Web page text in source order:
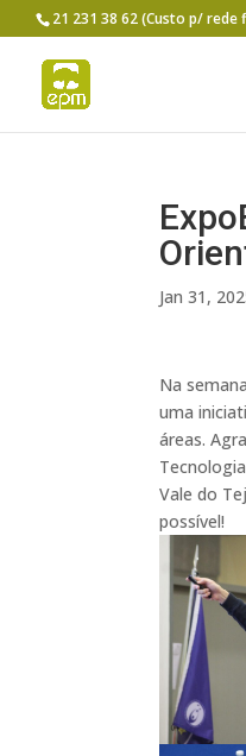
21 231 38 62 (Custo p/ rede
Jan 31,
Na
uma
áreas.
Vale do
possível!